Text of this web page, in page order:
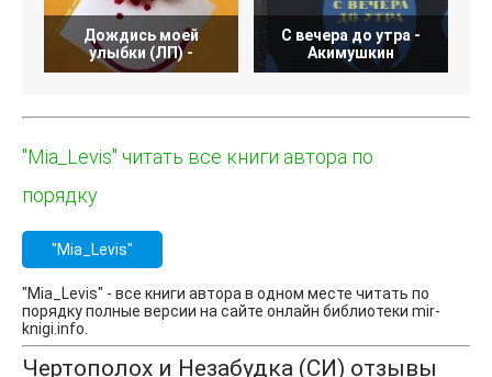
Дождись моей
улыбки (ЛП) -
С вечера до утра -
Акимушкин
"Mia_Levis" читать все книги автора по
порядку
"Mia_Levis"
"Mia_Levis" - все книги автора в одном месте читать по
порядку полные версии на сайте онлайн библиотеки mir-
knigi.info.
Чертополох и Незабудка (СИ) отзывы